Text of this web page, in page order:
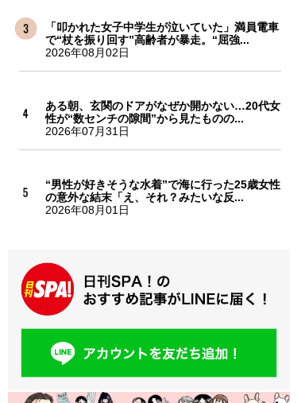
「叩かれた女子中学生が泣いていた」満員電車
で“杖を振り回す”高齢者が暴走。“屈強...
2026年08月02日
ある朝、玄関のドアがなぜか開かない…20代女
性が“数センチの隙間”から見たものの...
2026年07月31日
“男性が好きそうな水着”で海に行った25歳女性
の意外な結末「え、それ？みたいな反...
2026年08月01日